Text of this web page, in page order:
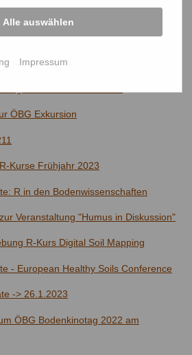
ÖBG Exkursion
2023
Kostenloser (Stationen)Workshop
ÖBG Exkursion
Kurse Frühjahr 2023
R in den Bodenwissenschaften
Veranstaltung "Humus in Diskussion"
R-Kurs Digital Soil Mapping
- European Healthy Soils Conference
-> 26.1.2023
ÖBG Bodenkinotag 2022 am
Alle auswählen
Impressum